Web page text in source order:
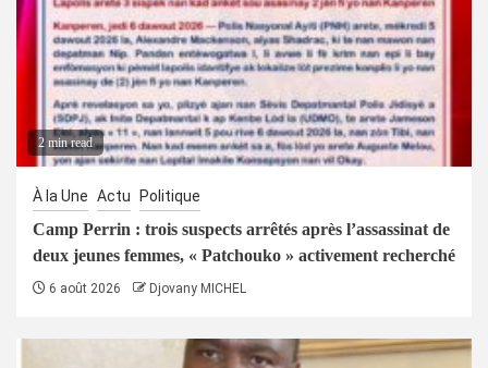
2 min read
À la Une Actu Politique
Camp Perrin : trois suspects arrêtés après l’assassinat de
deux jeunes femmes, « Patchouko » activement recherché
6 août 2026 Djovany MICHEL